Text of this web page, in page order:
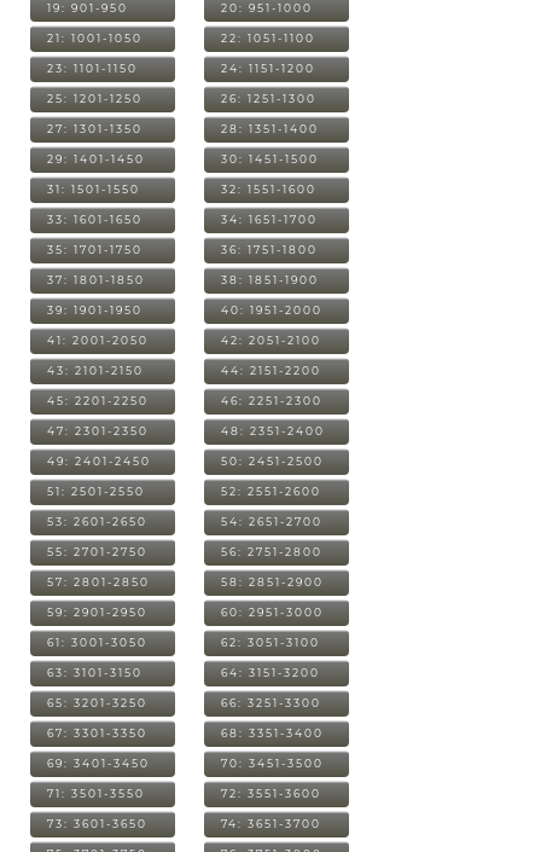
19: 901-950 20: 951-1000
21: 1001-1050 22: 1051-1100
23: 1101-1150 24: 1151-1200
25: 1201-1250 26: 1251-1300
27: 1301-1350 28: 1351-1400
29: 1401-1450 30: 1451-1500
31: 1501-1550 32: 1551-1600
33: 1601-1650 34: 1651-1700
35: 1701-1750 36: 1751-1800
37: 1801-1850 38: 1851-1900
39: 1901-1950 40: 1951-2000
41: 2001-2050 42: 2051-2100
43: 2101-2150 44: 2151-2200
45: 2201-2250 46: 2251-2300
47: 2301-2350 48: 2351-2400
49: 2401-2450 50: 2451-2500
51: 2501-2550 52: 2551-2600
53: 2601-2650 54: 2651-2700
55: 2701-2750 56: 2751-2800
57: 2801-2850 58: 2851-2900
59: 2901-2950 60: 2951-3000
61: 3001-3050 62: 3051-3100
63: 3101-3150 64: 3151-3200
65: 3201-3250 66: 3251-3300
67: 3301-3350 68: 3351-3400
69: 3401-3450 70: 3451-3500
71: 3501-3550 72: 3551-3600
73: 3601-3650 74: 3651-3700